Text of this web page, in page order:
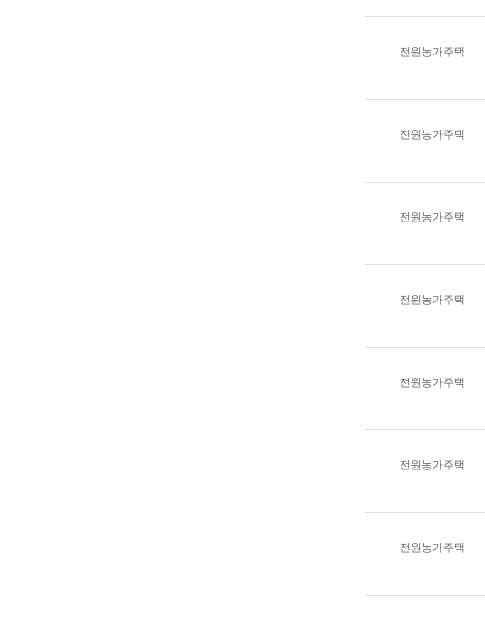
전원농가주택
전원농가주택
전원농가주택
전원농가주택
전원농가주택
전원농가주택
전원농가주택